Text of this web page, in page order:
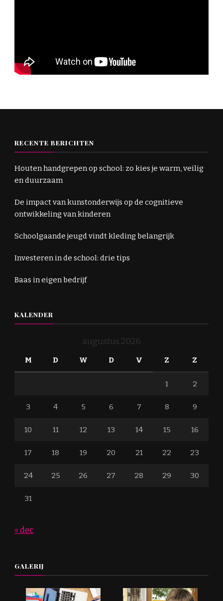
RECENTE BERICHTEN
Houten handgrepen op school: zo kies je warm, veilig
en duurzaam
De impact van kunstonderwijs op de cognitieve
ontwikkeling van kinderen
Schoolgaande jeugd vindt kleding belangrijk
Investeren in de school: drie tips
Baas in eigen bedrijf
KALENDER
augustus 2026
M D W D V Z Z
1 2
3 4 5 6 7 8 9
10 11 12 13 14 15 16
17 18 19 20 21 22 23
24 25 26 27 28 29 30
31
« dec
GALERIJ